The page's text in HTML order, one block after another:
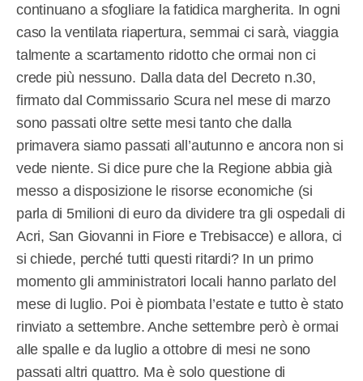
continuano a sfogliare la fatidica margherita. In ogni
caso la ventilata riapertura, semmai ci sarà, viaggia
talmente a scartamento ridotto che ormai non ci
crede più nessuno. Dalla data del Decreto n.30,
firmato dal Commissario Scura nel mese di marzo
sono passati oltre sette mesi tanto che dalla
primavera siamo passati all’autunno e ancora non si
vede niente. Si dice pure che la Regione abbia già
messo a disposizione le risorse economiche (si
parla di 5milioni di euro da dividere tra gli ospedali di
Acri, San Giovanni in Fiore e Trebisacce) e allora, ci
si chiede, perché tutti questi ritardi? In un primo
momento gli amministratori locali hanno parlato del
mese di luglio. Poi è piombata l’estate e tutto è stato
rinviato a settembre. Anche settembre però è ormai
alle spalle e da luglio a ottobre di mesi ne sono
passati altri quattro. Ma è solo questione di